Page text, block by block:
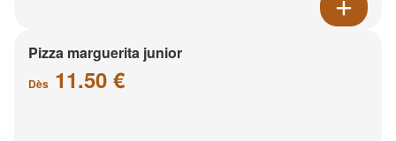
Pizza marguerita junior
Dès 11.50 €